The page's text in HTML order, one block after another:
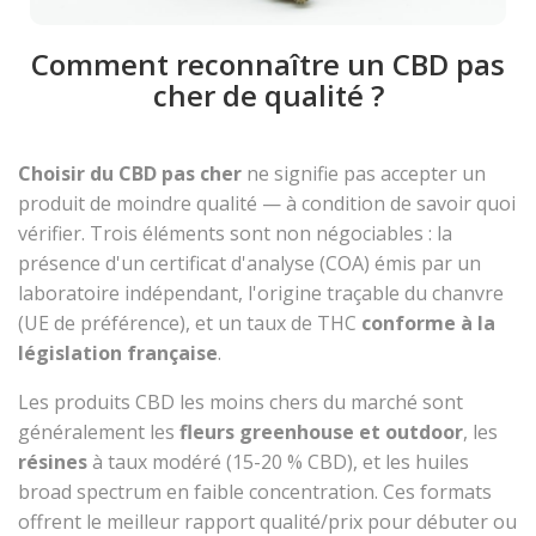
Comment reconnaître un CBD pas
cher de qualité ?
Choisir du CBD pas cher ne signifie pas accepter un
produit de moindre qualité — à condition de savoir quoi
vérifier. Trois éléments sont non négociables : la
présence d'un certificat d'analyse (COA) émis par un
laboratoire indépendant, l'origine traçable du chanvre
(UE de préférence), et un taux de THC conforme à la
législation française.
Les produits CBD les moins chers du marché sont
généralement les fleurs greenhouse et outdoor, les
résinesà taux modéré (15-20 % CBD), et les huiles
broad spectrum en faible concentration. Ces formats
offrent le meilleur rapport qualité/prix pour débuter ou